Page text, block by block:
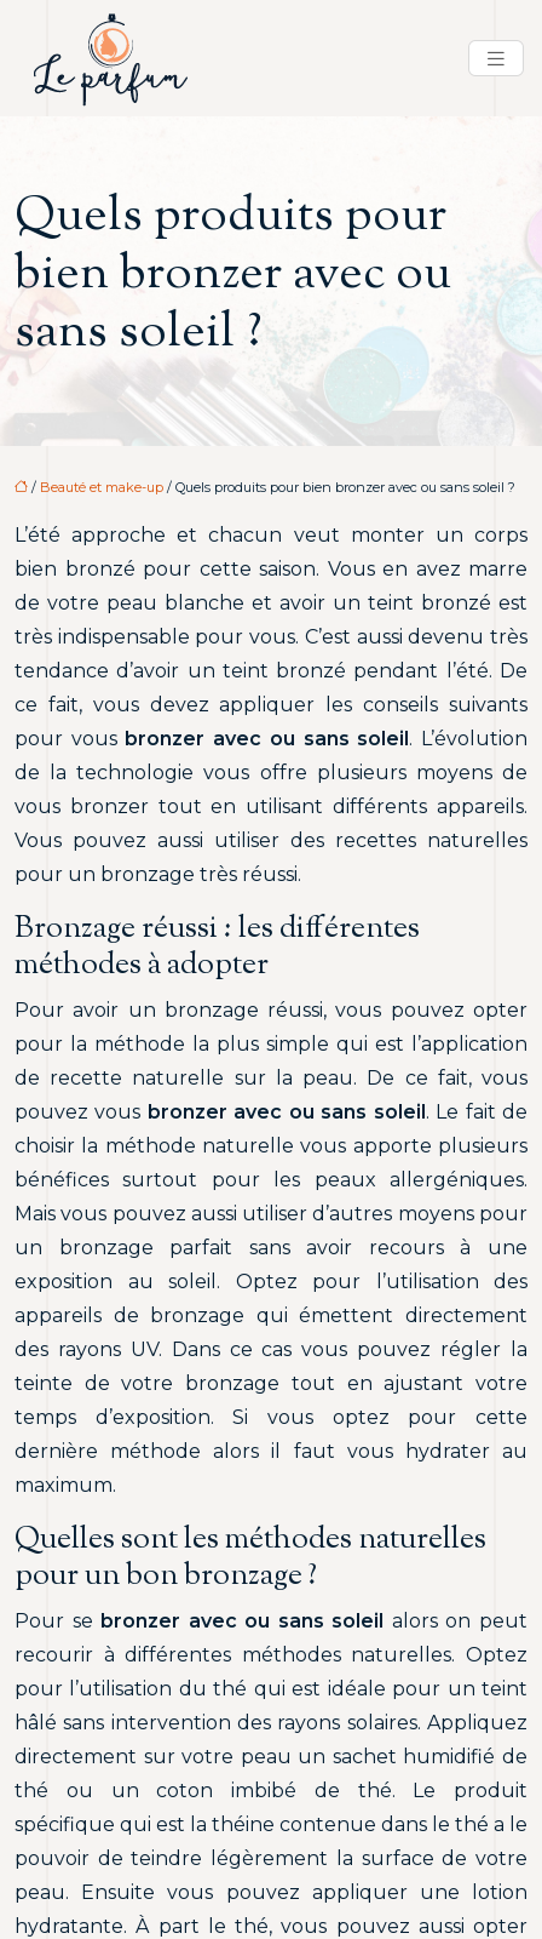
Quels produits pour
bien bronzer avec ou
sans soleil ?
/ Beauté et make-up / Quels produits pour bien bronzer avec ou sans soleil ?
L’été approche et chacun veut monter un corps
bien bronzé pour cette saison. Vous en avez marre
de votre peau blanche et avoir un teint bronzé est
très indispensable pour vous. C’est aussi devenu très
tendance d’avoir un teint bronzé pendant l’été. De
ce fait, vous devez appliquer les conseils suivants
pour vous bronzer avec ou sans soleil. L’évolution
de la technologie vous offre plusieurs moyens de
vous bronzer tout en utilisant différents appareils.
Vous pouvez aussi utiliser des recettes naturelles
pour un bronzage très réussi.
Bronzage réussi : les différentes
méthodes à adopter
Pour avoir un bronzage réussi, vous pouvez opter
pour la méthode la plus simple qui est l’application
de recette naturelle sur la peau. De ce fait, vous
pouvez vous bronzer avec ou sans soleil. Le fait de
choisir la méthode naturelle vous apporte plusieurs
bénéfices surtout pour les peaux allergéniques.
Mais vous pouvez aussi utiliser d’autres moyens pour
un bronzage parfait sans avoir recours à une
exposition au soleil. Optez pour l’utilisation des
appareils de bronzage qui émettent directement
des rayons UV. Dans ce cas vous pouvez régler la
teinte de votre bronzage tout en ajustant votre
temps d’exposition. Si vous optez pour cette
dernière méthode alors il faut vous hydrater au
maximum.
Quelles sont les méthodes naturelles
pour un bon bronzage ?
Pour se bronzer avec ou sans soleil alors on peut
recourir à différentes méthodes naturelles. Optez
pour l’utilisation du thé qui est idéale pour un teint
hâlé sans intervention des rayons solaires. Appliquez
directement sur votre peau un sachet humidifié de
thé ou un coton imbibé de thé. Le produit
spécifique qui est la théine contenue dans le thé a le
pouvoir de teindre légèrement la surface de votre
peau. Ensuite vous pouvez appliquer une lotion
hydratante. À part le thé, vous pouvez aussi opter